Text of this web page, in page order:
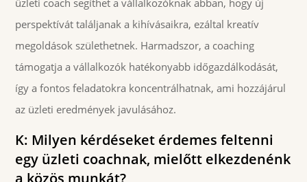
üzleti coach segíthet a vállalkozóknak abban, hogy új
perspektívát találjanak a kihívásaikra, ezáltal kreatív
megoldások születhetnek. Harmadszor, a coaching
támogatja a vállalkozók hatékonyabb időgazdálkodását,
így a fontos feladatokra koncentrálhatnak, ami hozzájárul
az üzleti eredmények javulásához.
K: Milyen kérdéseket érdemes feltenni
egy üzleti coachnak, mielőtt elkezdenénk